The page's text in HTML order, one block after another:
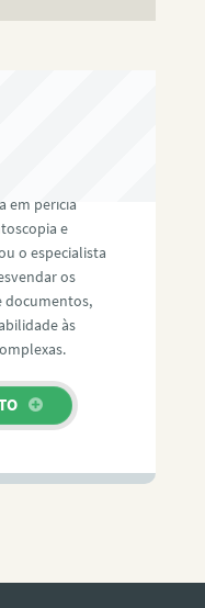
em perícia
e
o especialista
os
documentos,
às